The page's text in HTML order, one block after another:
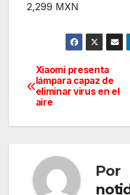
2,299 MXN
Navegación
de
entradas
Xiaomi presenta
lámpara capaz de
eliminar virus en el
aire
Por